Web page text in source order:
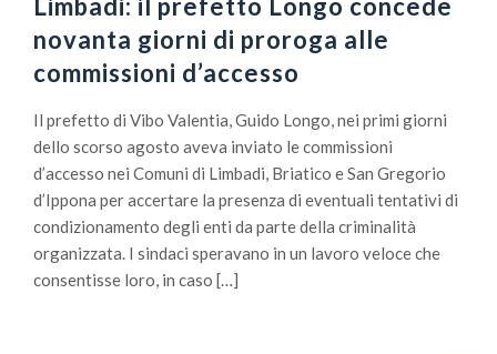
Limbadi: il prefetto Longo concede
novanta giorni di proroga alle
commissioni d’accesso
Il prefetto di Vibo Valentia, Guido Longo, nei primi giorni
dello scorso agosto aveva inviato le commissioni
d’accesso nei Comuni di Limbadi, Briatico e San Gregorio
d’Ippona per accertare la presenza di eventuali tentativi di
condizionamento degli enti da parte della criminalità
organizzata. I sindaci speravano in un lavoro veloce che
consentisse loro, in caso […]